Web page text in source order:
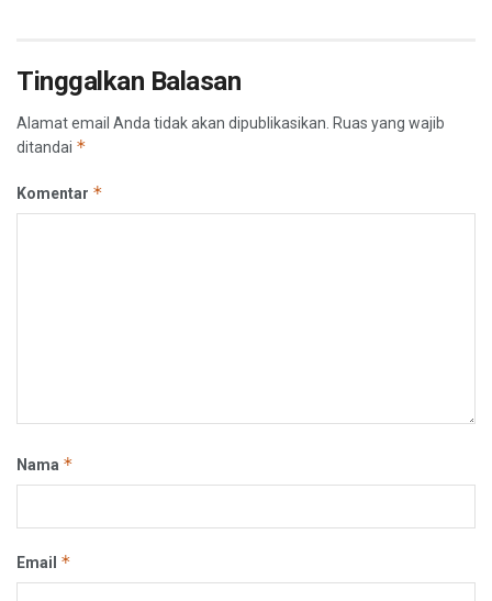
Tinggalkan Balasan
Alamat email Anda tidak akan dipublikasikan. Ruas yang wajib
ditandai *
Komentar *
Nama *
Email *